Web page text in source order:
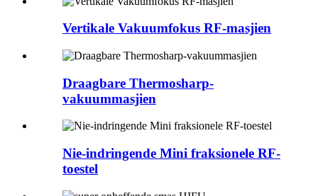
Vertikale Vakuumfokus RF-masjien
Draagbare Thermosharp-
vakuummasjien
Nie-indringende Mini fraksionele RF-
toestel